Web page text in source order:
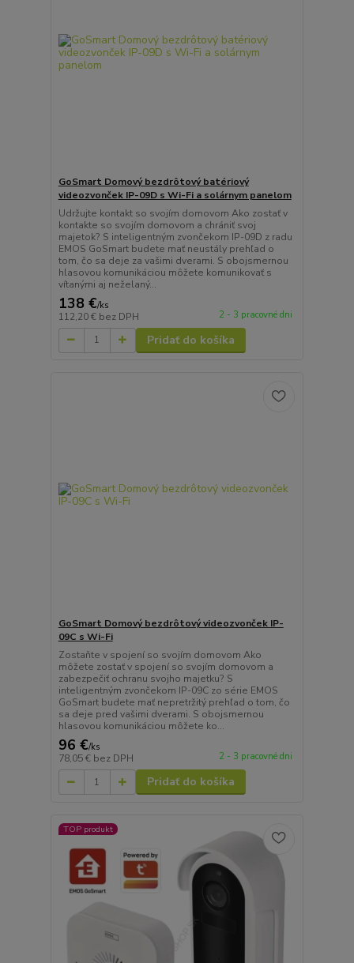
GoSmart Domový bezdrôtový batériový
videozvonček IP-09D s Wi-Fi a solárnym panelom
Udržujte kontakt so svojím domovom Ako zostať v
kontakte so svojím domovom a chrániť svoj
majetok? S inteligentným zvončekom IP-09D z radu
EMOS GoSmart budete mať neustály prehľad o
tom, čo sa deje za vašimi dverami. S obojsmernou
hlasovou komunikáciou môžete komunikovať s
vítanými aj neželaný...
138 €/ks
112,20 € bez DPH 2 - 3 pracovné dni
Pridať do košíka
GoSmart Domový bezdrôtový videozvonček IP-
09C s Wi-Fi
Zostaňte v spojení so svojím domovom Ako
môžete zostať v spojení so svojím domovom a
zabezpečiť ochranu svojho majetku? S
inteligentným zvončekom IP-09C zo série EMOS
GoSmart budete mať nepretržitý prehľad o tom, čo
sa deje pred vašimi dverami. S obojsmernou
hlasovou komunikáciou môžete ko...
96 €/ks
78,05 € bez DPH 2 - 3 pracovné dni
Pridať do košíka
TOP produkt